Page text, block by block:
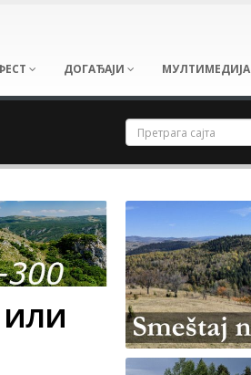
ДОГАЂАЈИ МУЛТИМЕДИЈА